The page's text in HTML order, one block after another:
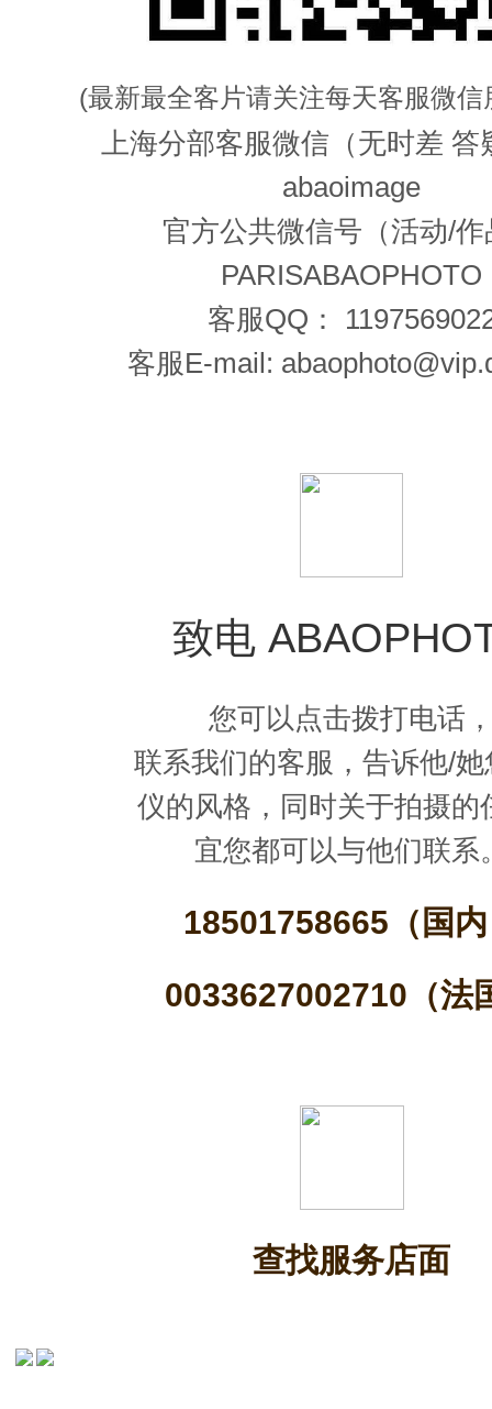
(最新最全客片请关注每天客服微信
上海分部客服微信（无时差 答
abaoimage
官方公共微信号（活动/作
PARISABAOPHOTO
客服QQ：
客服E-mail:
致电
您可以点击拨打电话
联系我们的客服，告诉他/她
仪的风格，同时关于拍摄的
宜您都可以与他们联系
18501758665（国
0033627002710（法
查找服务店面